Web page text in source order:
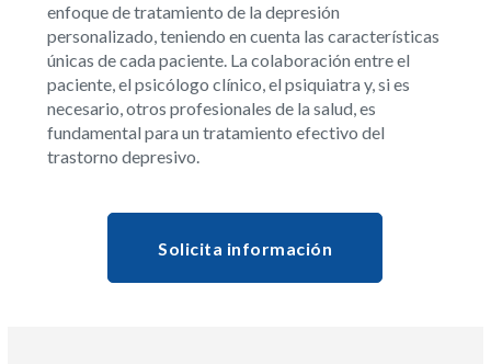
enfoque de tratamiento de la depresión
personalizado, teniendo en cuenta las características
únicas de cada paciente. La colaboración entre el
paciente, el psicólogo clínico, el psiquiatra y, si es
necesario, otros profesionales de la salud, es
fundamental para un tratamiento efectivo del
trastorno depresivo.
Solicita información